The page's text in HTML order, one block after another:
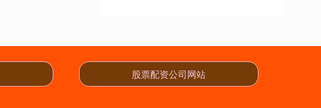
股票配资公司网站